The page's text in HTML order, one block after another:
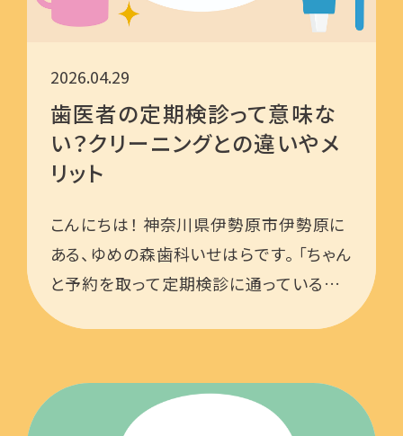
歯医者の定期検診って意味な
い？クリーニングとの違いやメ
リット
2026.04.29
こんにちは！ 神奈川県伊勢原市伊勢原に
ある、ゆめの森歯科いせはらです。 「ちゃん
と予約を取って定期検診に通っているけ
ど、正直お金も時間もかかるし、本当に意